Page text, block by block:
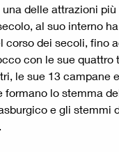
una delle attrazioni
al suo interno
corso dei secoli, fino
con le sue quattro
le sue 13 campane
lo stemma
e gli stemmi